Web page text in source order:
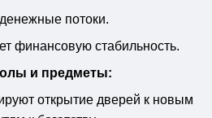
потоки.
финансовую стабильность.
и предметы:
открытие дверей к новым